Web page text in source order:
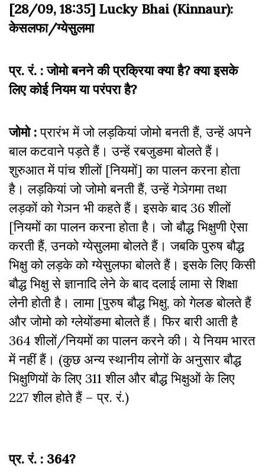
[28/09, 18:35] Lucky Bhai (Kinnaur):
केसलफा/ग्येसुलमा
प्र. रं. : जोमो बनने की प्रक्रिया क्या है? क्या इसके
लिए कोई नियम या परंपरा है?
जोमो :प्रारंभ में जो लड़कियां जोमो बनती हैं, उन्हें अपने
बाल कटवाने पड़ते हैं। उन्हें रबजुङमा बोलते हैं।
शुरुआत में पांच शीलों [नियमों] का पालन करना होता
है। लड़कियां जो जोमो बनती हैं, उन्हें गेञेगमा तथा
लड़कों को गेञन भी कहते हैं। इसके बाद 36 शीलों
[नियमों का पालन करना होता है। जो बौद्ध भिक्षुणी ऐसा
करती हैं, उनको ग्येसुलमा बोलते हैं। जबकि पुरुष बौद्ध
भिक्षु को लड़के को ग्येसुलफा बोलते हैं। इसके लिए किसी
बौद्ध भिक्षु से ज्ञानादि लेने के बाद दलाई लामा से शिक्षा
लेनी होती है। लामा [पुरुष बौद्ध भिक्षु, को गेलङ बोलते हैं
और जोमो को ग्लेयोंङमा बोलते हैं। फिर बारी आती है
364 शीलों/नियमों का पालन करने की। ये नियम भारत
में नहीं हैं। (कुछ अन्य स्थानीय लोगों के अनुसार बौद्ध
भिक्षुणियों के लिए 311 शील और बौद्ध भिक्षुओं के लिए
227 शील होते हैं – प्र. रं.)
प्र. रं. : 364?